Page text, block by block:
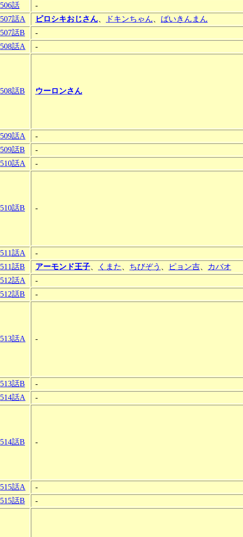
506話 -
507話A ピロシキおじさん ドキンちゃん ばいきんまん
507話B -
508話A -
508話B ウーロンさん
509話A -
509話B -
510話A -
510話B -
511話A -
511話B アーモンド王子 くまた ちびぞう ピョン吉 カバオ
512話A -
512話B -
513話A -
513話B -
514話A -
514話B -
515話A -
515話B -